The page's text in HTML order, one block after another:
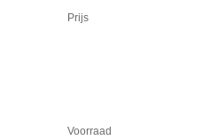
Prijs
Voorraad